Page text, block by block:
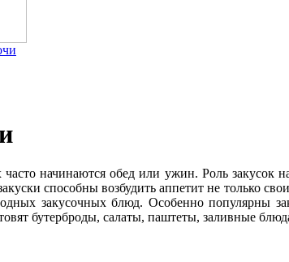
начинаются обед или ужин. Роль закусок
способны возбудить аппетит не только
закусочных блюд. Особенно популярны
бутерброды, салаты, паштеты, заливные